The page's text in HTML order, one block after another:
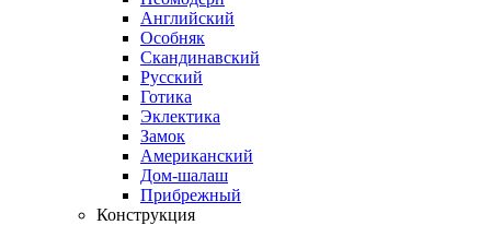
Английский
Особняк
Скандинавский
Русский
Готика
Эклектика
Замок
Американский
Дом-шалаш
Прибрежный
Конструкция